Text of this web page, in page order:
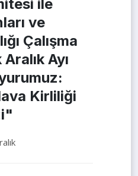
ile
ve
Çalışma
Ayı
Kirliliği